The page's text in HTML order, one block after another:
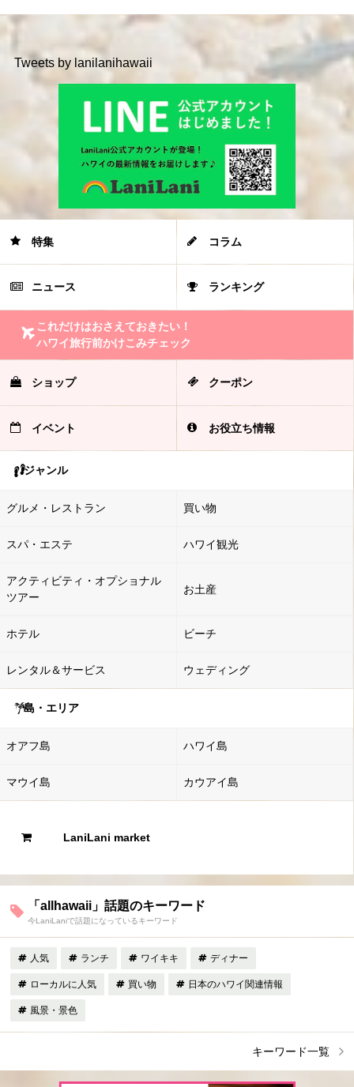
Tweets by lanilanihawaii
特集 コラム
ニュース ランキング
これだけはおさえておきたい！
ハワイ旅行前かけこみチェック
ショップ クーポン
イベント お役立ち情報
ジャンル
グルメ・レストラン 買い物
スパ・エステ ハワイ観光
アクティビティ・オプショナル
ツアー
お土産
ホテル ビーチ
レンタル＆サービス ウェディング
島・エリア
オアフ島 ハワイ島
マウイ島 カウアイ島
LaniLani market
「allhawaii」話題のキーワード
今LaniLaniで話題になっているキーワード
人気 ランチ ワイキキ ディナー
ローカルに人気 買い物 日本のハワイ関連情報
風景・景色
キーワード一覧